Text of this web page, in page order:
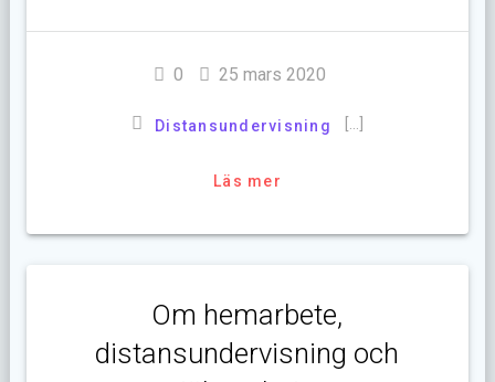
0 25 mars 2020
Distansundervisning […]
Läs mer
Om hemarbete,
distansundervisning och